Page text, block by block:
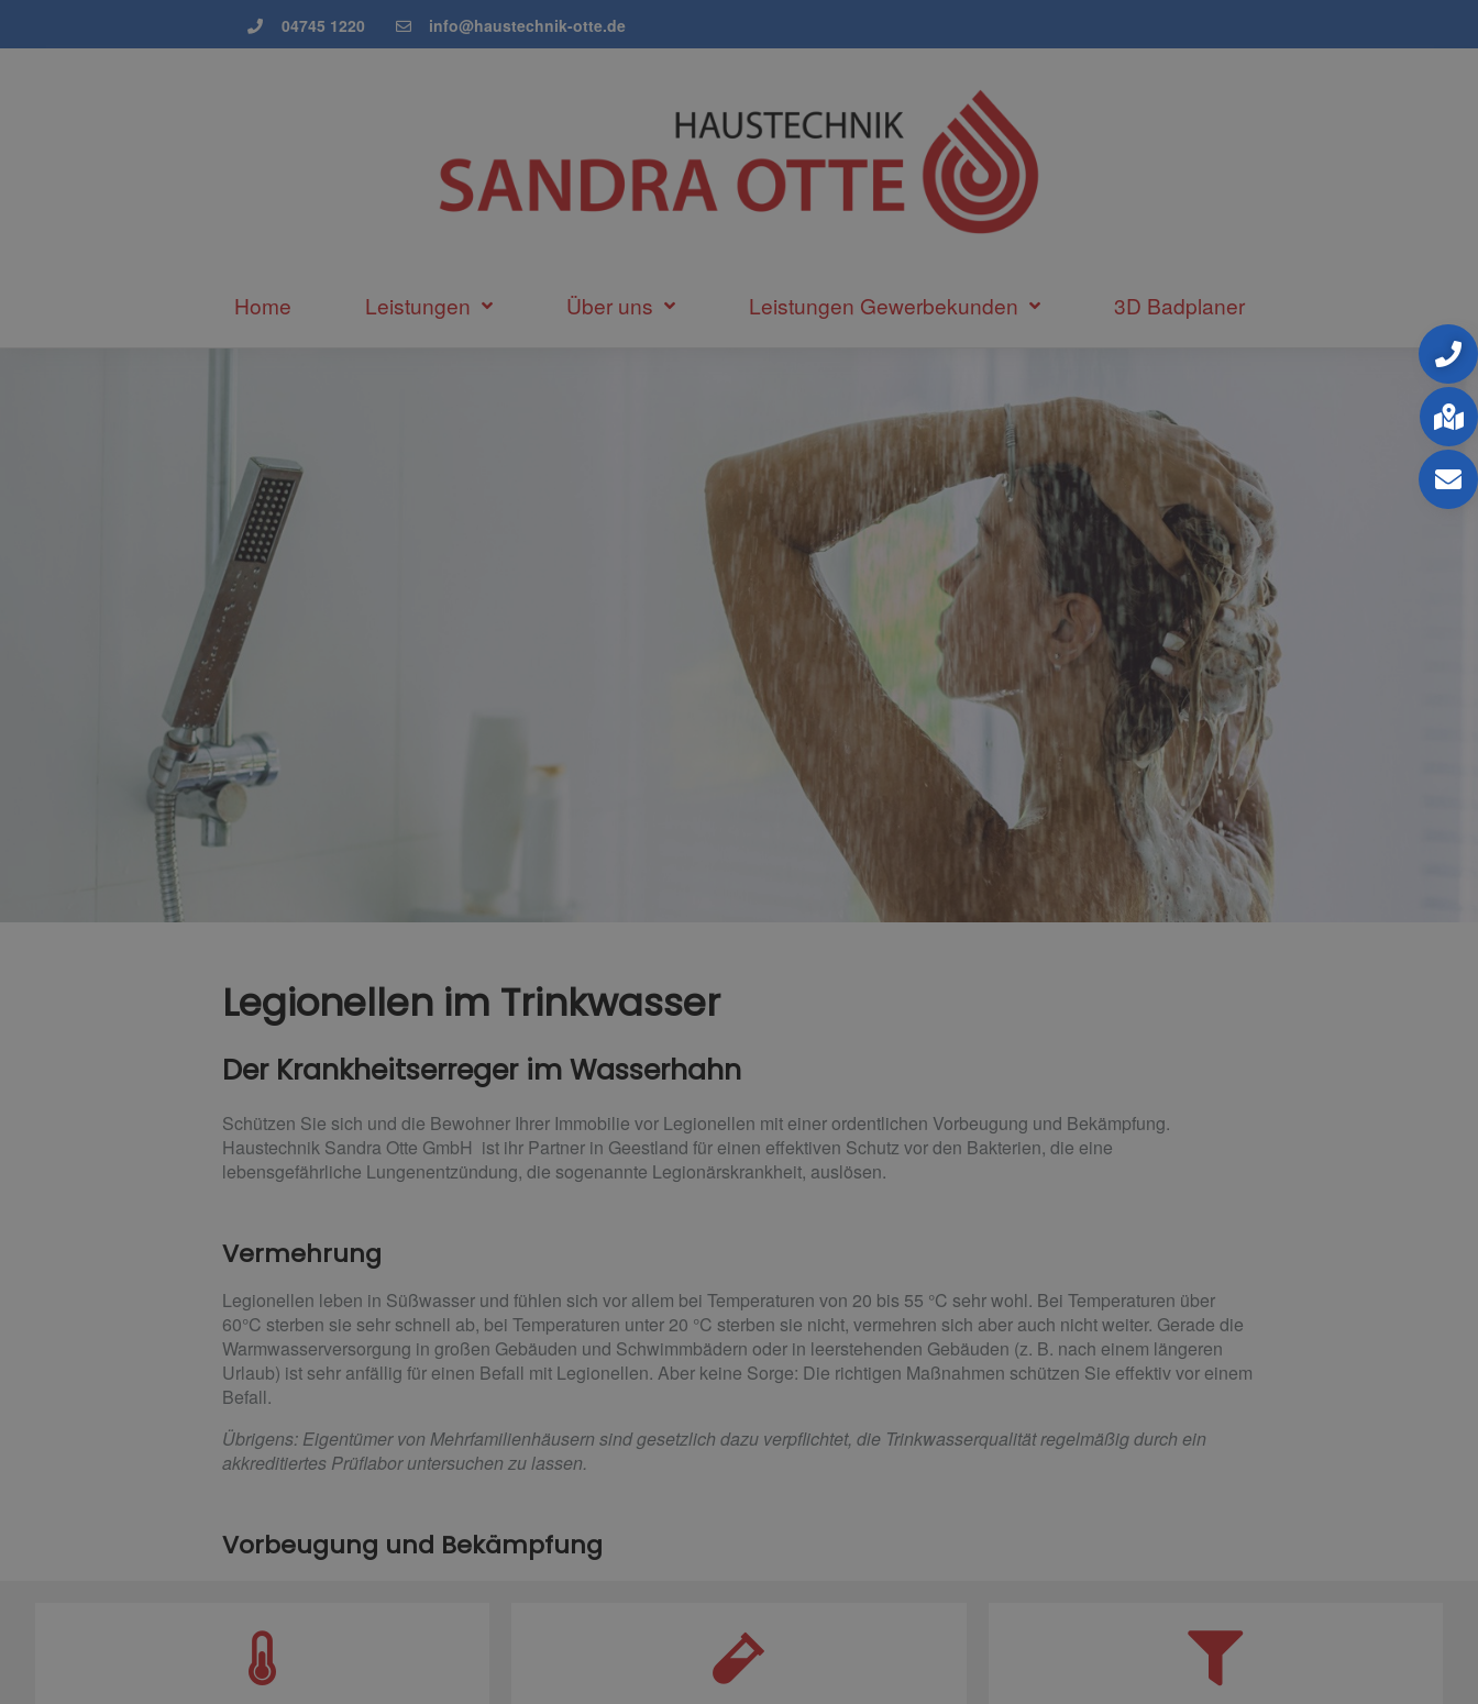
04745 1220 info@haustechnik-otte.de
Home Leistungen Über uns Leistungen Gewerbekunden 3D Badplaner
Legionellen im Trinkwasser
Der Krankheitserreger im Wasserhahn
Schützen Sie sich und die Bewohner Ihrer Immobilie vor Legionellen mit einer ordentlichen Vorbeugung und Bekämpfung.
Haustechnik Sandra Otte GmbH ist ihr Partner in Geestland für einen effektiven Schutz vor den Bakterien, die eine
lebensgefährliche Lungenentzündung, die sogenannte Legionärskrankheit, auslösen.
Vermehrung
Legionellen leben in Süßwasser und fühlen sich vor allem bei Temperaturen von 20 bis 55 °C sehr wohl. Bei Temperaturen über
60°C sterben sie sehr schnell ab, bei Temperaturen unter 20 °C sterben sie nicht, vermehren sich aber auch nicht weiter. Gerade die
Warmwasserversorgung in großen Gebäuden und Schwimmbädern oder in leerstehenden Gebäuden (z. B. nach einem längeren
Urlaub) ist sehr anfällig für einen Befall mit Legionellen. Aber keine Sorge: Die richtigen Maßnahmen schützen Sie effektiv vor einem
Befall.
Übrigens: Eigentümer von Mehrfamilienhäusern sind gesetzlich dazu verpflichtet, die Trinkwasserqualität regelmäßig durch ein
akkreditiertes Prüflabor untersuchen zu lassen.
Vorbeugung und Bekämpfung